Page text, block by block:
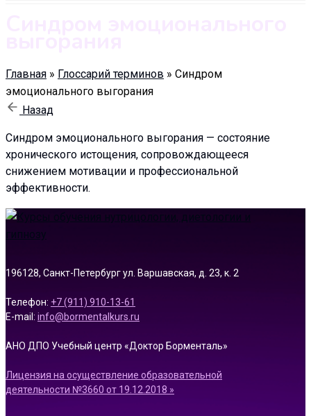
Главная » Глоссарий терминов » Синдром
эмоционального выгорания
Назад
Синдром эмоционального выгорания — состояние
хронического истощения, сопровождающееся
снижением мотивации и профессиональной
эффективности.
196128, Санкт-Петербург ул. Варшавская, д. 23, к. 2
Телефон: +7 (911) 910-13-61
E-mail: info@bormentalkurs.ru
АНО ДПО Учебный центр «Доктор Борменталь»
Лицензия на осуществление образовательной
деятельности №3660 от 19.12.2018 »